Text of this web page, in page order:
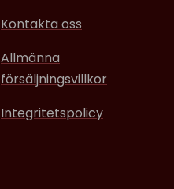
Kontakta oss
Allmänna
försäljningsvillkor
Integritetspolicy